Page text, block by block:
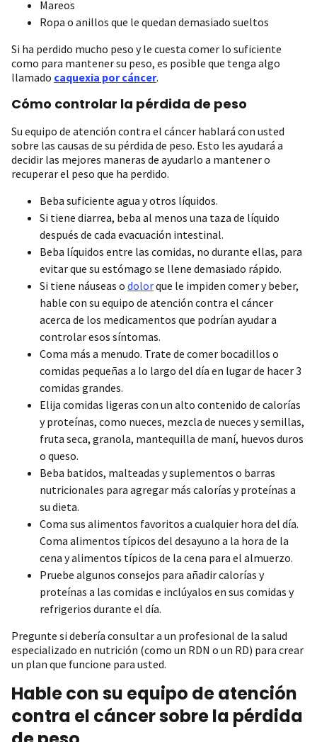
Mareos
Ropa o anillos que le quedan demasiado sueltos
Si ha perdido mucho peso y le cuesta comer lo suficiente
como para mantener su peso, es posible que tenga algo
llamado caquexia por cáncer.
Cómo controlar la pérdida de peso
Su equipo de atención contra el cáncer hablará con usted
sobre las causas de su pérdida de peso. Esto les ayudará a
decidir las mejores maneras de ayudarlo a mantener o
recuperar el peso que ha perdido.
Beba suficiente agua y otros líquidos.
Si tiene diarrea, beba al menos una taza de líquido
después de cada evacuación intestinal.
Beba líquidos entre las comidas, no durante ellas, para
evitar que su estómago se llene demasiado rápido.
Si tiene náuseas o dolorque le impiden comer y beber,
hable con su equipo de atención contra el cáncer
acerca de los medicamentos que podrían ayudar a
controlar esos síntomas.
Coma más a menudo. Trate de comer bocadillos o
comidas pequeñas a lo largo del día en lugar de hacer 3
comidas grandes.
Elija comidas ligeras con un alto contenido de calorías
y proteínas, como nueces, mezcla de nueces y semillas,
fruta seca, granola, mantequilla de maní, huevos duros
o queso.
Beba batidos, malteadas y suplementos o barras
nutricionales para agregar más calorías y proteínas a
su dieta.
Coma sus alimentos favoritos a cualquier hora del día.
Coma alimentos típicos del desayuno a la hora de la
cena y alimentos típicos de la cena para el almuerzo.
Pruebe algunos consejos para añadir calorías y
proteínas a las comidas e inclúyalos en sus comidas y
refrigerios durante el día.
Pregunte si debería consultar a un profesional de la salud
especializado en nutrición (como un RDN o un RD) para crear
un plan que funcione para usted.
Hable con su equipo de atención
contra el cáncer sobre la pérdida